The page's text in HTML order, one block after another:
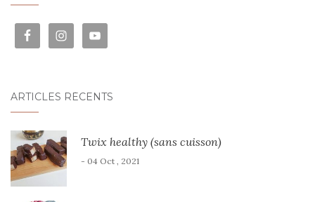
ARTICLES RÉCENTS
Twix healthy (sans cuisson)
- 04 Oct , 2021